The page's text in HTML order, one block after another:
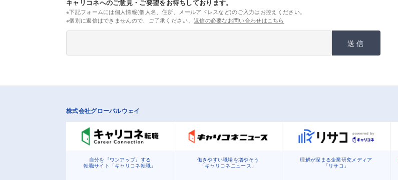
キャリコネへのご意見・ご要望をお待ちしております。
※下記フォームには個人情報(個人名、住所、メールアドレスなど)のご入力はお控えください。
※個別に返信はできませんので、ご了承ください。 返信の必要なお問い合わせはこちら
送信
株式会社グローバルウェイ
自分を『ワンアップ』する
転職サイト「キャリコネ転職」
働きやすい職場を増やそう
「キャリコネニュース」
理解が深まる企業研究メディア
「リサコ」